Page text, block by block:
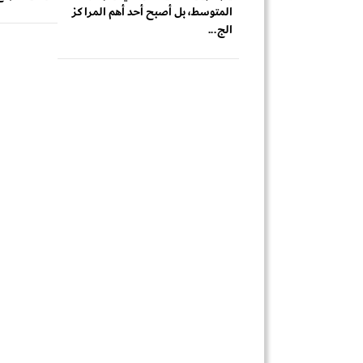
المتوسط، بل أصبح أحد أهم المراكز
الج...